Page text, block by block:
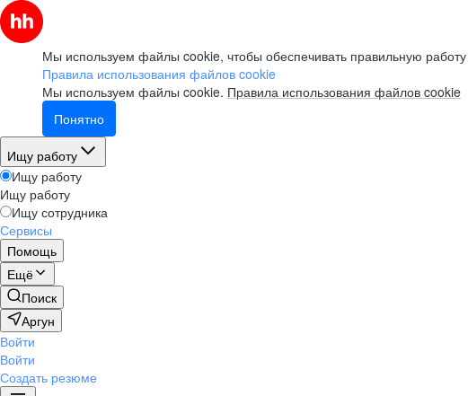
Мы используем файлы cookie, чтобы обеспечивать правильную
Правила использования файлов cookie
Мы используем файлы cookie. Правила использования файлов cookie
Понятно
Ищу работу
Ищу работу
Ищу работу
Ищу сотрудника
Сервисы
Помощь
Ещё
Поиск
Аргун
Войти
Войти
Создать резюме